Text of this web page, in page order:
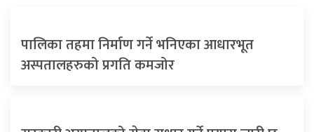
पालिका तहमा निर्माण गर्ने भनिएका आधारभूत
अस्पतालहरुको प्रगति कमजोर